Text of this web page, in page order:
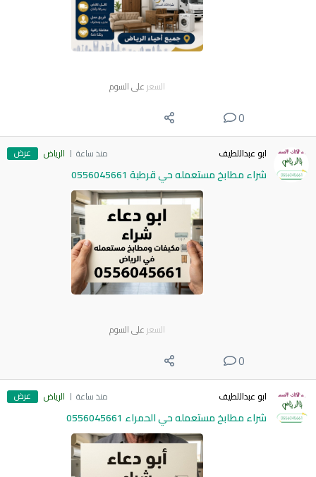
السعر على السوم
0
ابو عبداللطيف منذ ساعة الرياض عرض
شراء مطابخ مستعمله حي قرطبة 0556045661
السعر على السوم
0
ابو عبداللطيف منذ ساعة الرياض عرض
شراء مطابخ مستعمله حي الحمراء 0556045661